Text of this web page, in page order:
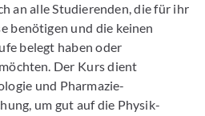
an alle Studierenden, die für ihr
benötigen und die keinen
belegt haben oder
Der Kurs dient
und Pharmazie-
um gut auf die Physik-